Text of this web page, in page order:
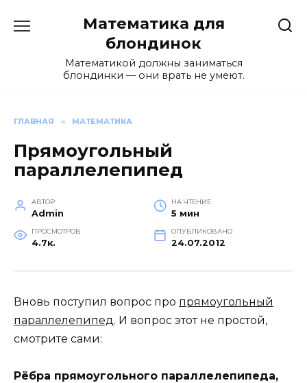
Математика для
блондинок
Математикой должны заниматься
блондинки — они врать не умеют.
ГЛАВНАЯ » МАТЕМАТИКА
Прямоугольный
параллелепипед
АВТОР
Admin
НА ЧТЕНИЕ
5 мин
ПРОСМОТРОВ
4.7к.
ОПУБЛИКОВАНО
24.07.2012
Вновь поступил вопрос про прямоугольный
параллелепипед . И вопрос этот не простой,
смотрите сами:
Рёбра прямоугольного параллелепипеда,